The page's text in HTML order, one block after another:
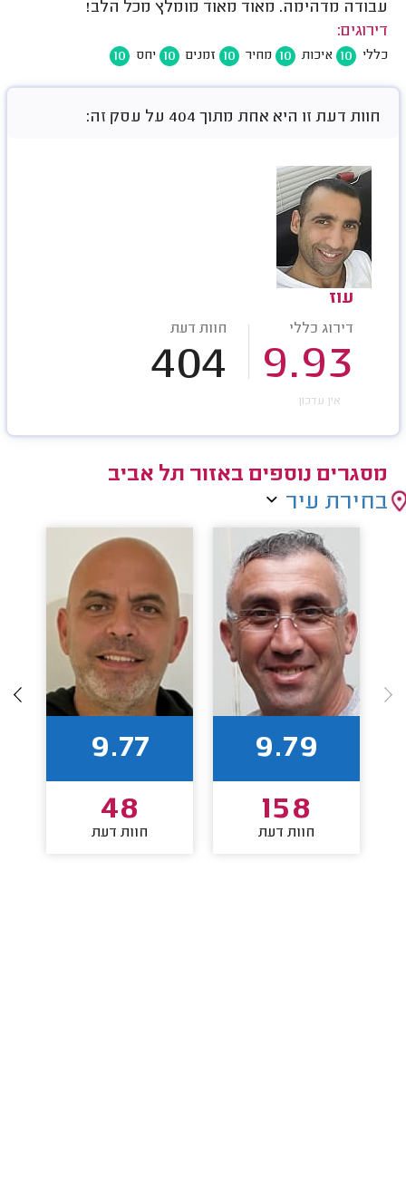
עבודה מדהימה. מאוד מאוד מומלץ מכל הלב!
דירוגים:
כללי 10 איכות 10 מחיר 10 זמנים 10 יחס 10
חוות דעת זו היא אחת מתוך 404 על עסק זה:
עוז
דירוג כללי
9.93
חוות דעת
404
אין עדכון
מסגרים נוספים באזור תל אביב
בחירת עיר
9.79
158
חוות דעת
9.77
48
חוות דעת